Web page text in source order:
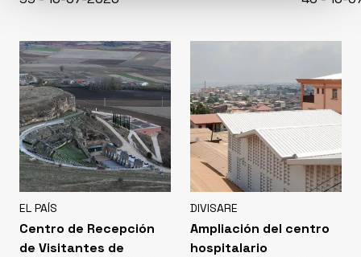
EL PAÍS
Centro de Recepción
de Visitantes de
DIVISARE
Ampliación del centro
hospitalario